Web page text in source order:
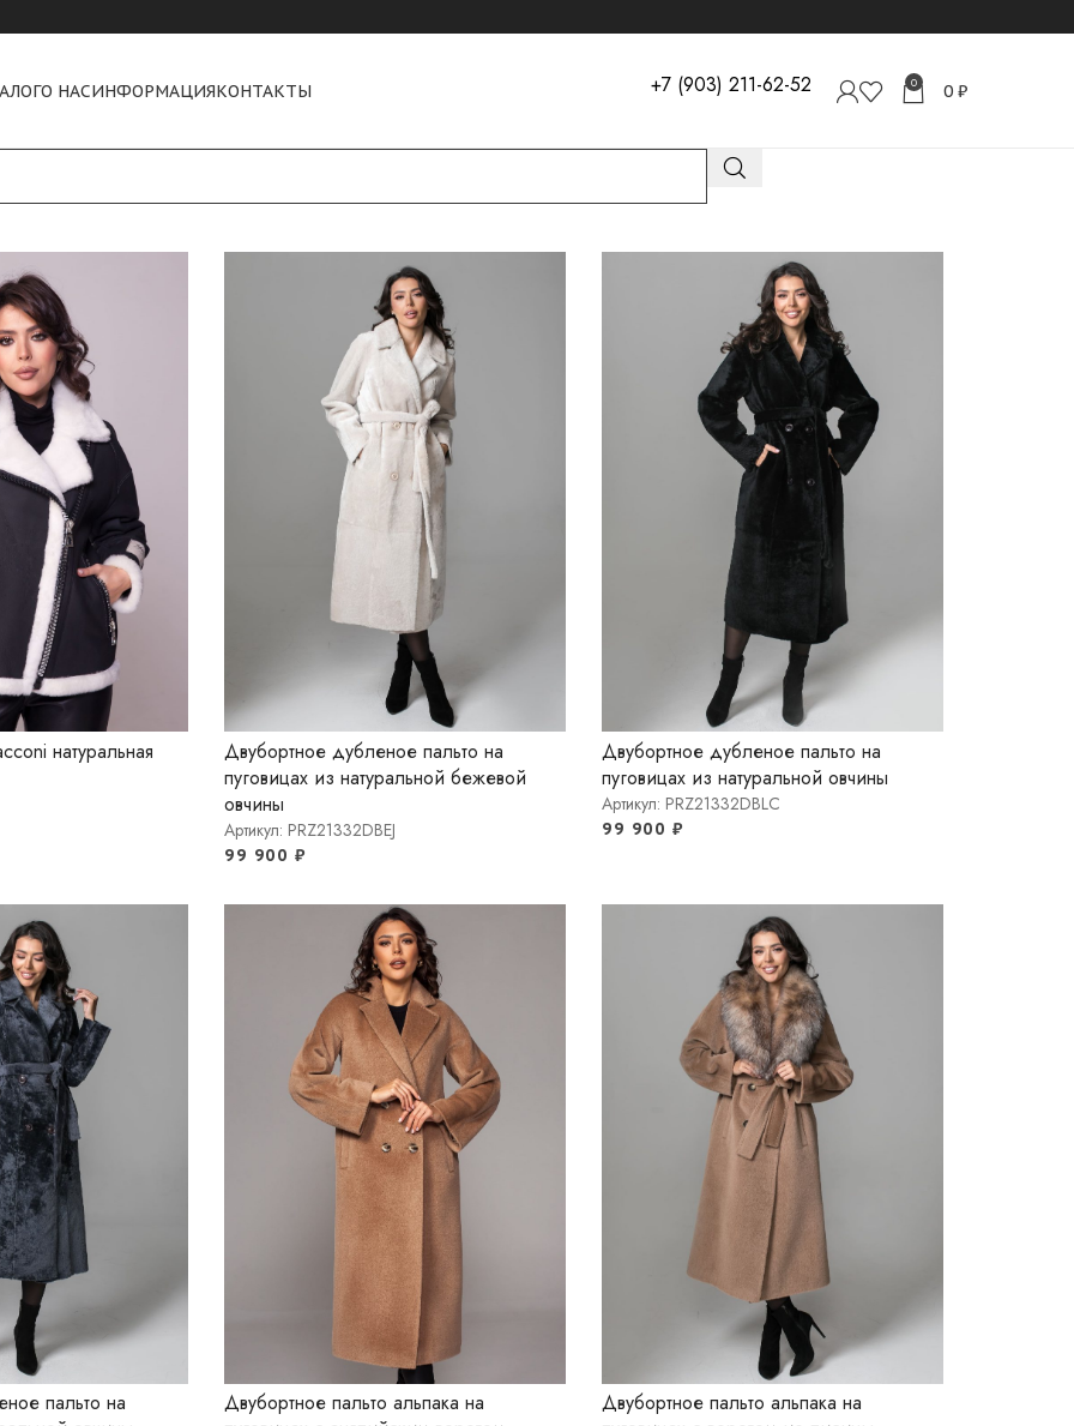
О НАСИНФОРМАЦИЯКОНТАКТЫ +7 (903) 211-62-52 0 0 ₽
натуральная
Двубортное дубленое пальто на
пуговицах из натуральной бежевой
овчины
Артикул: PRZ21332DBEJ
99 900 ₽
Двубортное дубленое пальто на
пуговицах из натуральной овчины
Артикул: PRZ21332DBLC
99 900 ₽
пальто на
Двубортное пальто альпака на
Двубортное пальто альпака на